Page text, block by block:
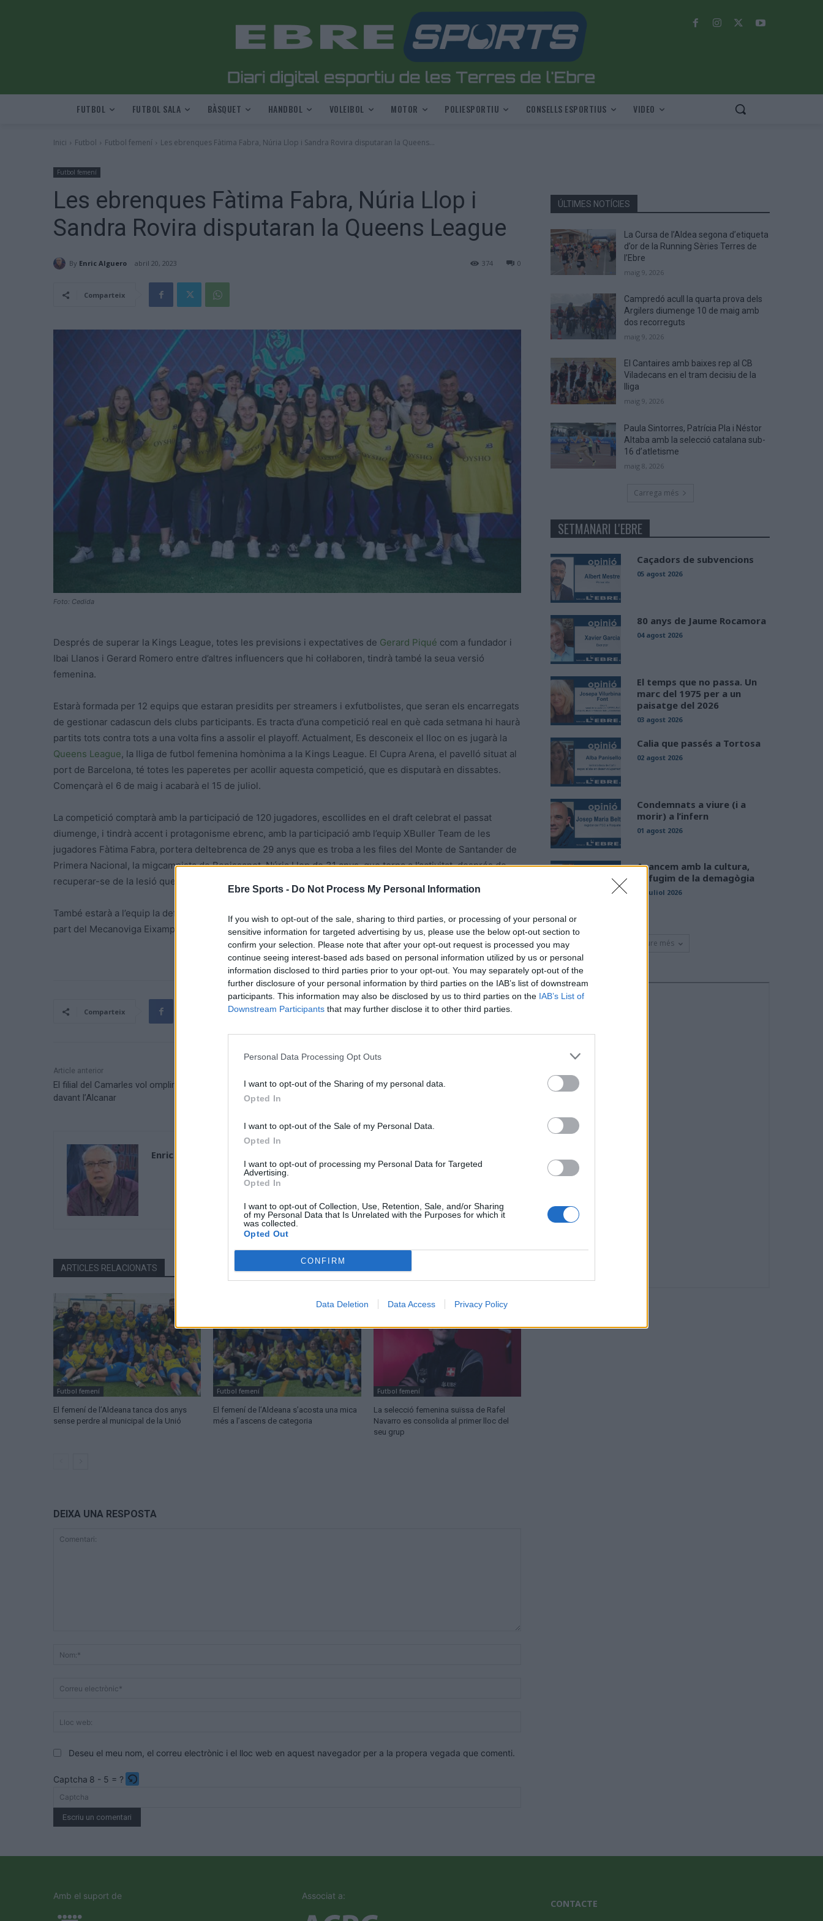
Ebre Sports - Do Not Process My Personal Information
If you wish to opt-out of the sale, sharing to third parties, or processing of your personal or
sensitive information for targeted advertising by us, please use the below opt-out section to
confirm your selection. Please note that after your opt-out request is processed you may
continue seeing interest-based ads based on personal information utilized by us or personal
information disclosed to third parties prior to your opt-out. You may separately opt-out of the
further disclosure of your personal information by third parties on the IAB’s list of downstream
participants. This information may also be disclosed by us to third parties on the IAB’s List of
Downstream Participants that may further disclose it to other third parties.
Personal Data Processing Opt Outs
I want to opt-out of the Sharing of my personal data.
Opted In
I want to opt-out of the Sale of my Personal Data.
Opted In
I want to opt-out of processing my Personal Data for Targeted
Advertising.
Opted In
I want to opt-out of Collection, Use, Retention, Sale, and/or Sharing
of my Personal Data that Is Unrelated with the Purposes for which it
was collected.
Opted Out
CONFIRM
Data Deletion Data Access Privacy Policy
FUTBOL FUTBOL SALA BÀSQUET HANDBOL VOLEIBOL MOTOR POLIESPORTIU CONSELLS ESPORTIUS VIDEO
Inici Futbol Futbol femení Les ebrenques Fàtima Fabra, Núria Llop i Sandra Rovira disputaran la Queens...
Futbol femení
Les ebrenques Fàtima Fabra, Núria Llop i
Sandra Rovira disputaran la Queens League
By Enric Alguero abril 20, 2023 0
374
Comparteix
Foto: Cedida
Després de superar la Kings League, totes les previsions i expectatives de Gerard Piqué com a fundador i
Ibai Llanos i Gerard Romero entre d’altres influencers que hi col·laboren, tindrà també la seua versió
femenina.
Estarà formada per 12 equips que estaran presidits per streamers i exfutbolistes, que seran els encarregats
de gestionar cadascun dels clubs participants. Es tracta d’una competició real en què cada setmana hi haurà
partits tots contra tots a una volta fins a assolir el playoff. Actualment, Es desconeix el lloc on es jugarà la
Queens League, la lliga de futbol femenina homònima a la Kings League. El Cupra Arena, el pavelló situat al
port de Barcelona, té totes les paperetes per acollir aquesta competició, que es disputarà en dissabtes.
Començarà el 6 de maig i acabarà el 15 de juliol.
La competició comptarà amb la participació de 120 jugadores, escollides en el draft celebrat el passat
diumenge, i tindrà accent i protagonisme ebrenc, amb la participació amb l’equip XBuller Team de les
jugadores Fàtima Fabra, portera deltebrenca de 29 anys que es troba a les files del Monte de Santander de
Primera Nacional, la migcampista de Benissanet, Núria Llop de 31 anys, que torna a l’activitat, després de
recuperar-se de la lesió que li ha impedit jugar aquesta temporada amb el Seagull de Primera Catalana.
També estarà a l’equip la defensa Sandra Rovira, ulldeconenca de 31 anys, que aquesta temporada forma
part del Mecanoviga Eixample a la Segona Divisió Nacional de futbol sala.
Comparteix
Article anterior
El filial del Camarles vol omplir el camp fins la bandera
davant l’Alcanar
Esportcat debat sobre la tecnificació esportiva a
Enric Alguero
ARTICLES RELACIONATS
Futbol femení
El femení de l’Aldeana tanca dos anys
sense perdre al municipal de la Unió
Futbol femení
El femení de l’Aldeana s’acosta una mica
més a l’ascens de categoria
Futbol femení
La selecció femenina suïssa de Rafel
Navarro es consolida al primer lloc del
seu grup
DEIXA UNA RESPOSTA
Deseu el meu nom, el correu electrònic i el lloc web en aquest navegador per a la propera vegada que comenti.
Captcha 8 - 5 = ?
Please
enter
the
to
ÚLTIMES NOTÍCIES
La Cursa de l’Aldea segona d’etiqueta
d’or de la Running Sèries Terres de
l’Ebre
maig 9, 2026
Campredó acull la quarta prova dels
Argilers diumenge 10 de maig amb
dos recorreguts
maig 9, 2026
El Cantaires amb baixes rep al CB
Viladecans en el tram decisiu de la
lliga
maig 9, 2026
Paula Sintorres, Patrícia Pla i Néstor
Altaba amb la selecció catalana sub-
16 d’atletisme
maig 8, 2026
Carrega més
SETMANARI L'EBRE
Caçadors de subvencions
05 agost 2026
80 anys de Jaume Rocamora
04 agost 2026
El temps que no passa. Un
marc del 1975 per a un
paisatge del 2026
03 agost 2026
Calia que passés a Tortosa
02 agost 2026
Condemnats a viure (i a
morir) a l’infern
01 agost 2026
Avancem amb la cultura,
defugim de la demagògia
31 juliol 2026
Veure més
Amb el suport de Associat a:
CONTACTE